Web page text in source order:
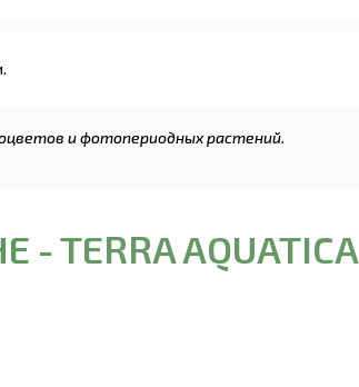
и фотопериодных растений.
-TERRA AQUATICA